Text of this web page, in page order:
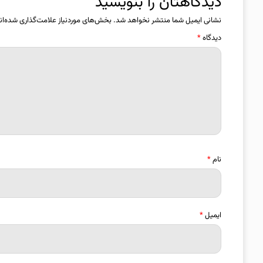
نشانی ایمیل شما منتشر نخواهد شد. بخش‌های موردنیاز علامت‌گذاری
دیدگاه*
نام*
ایمیل*